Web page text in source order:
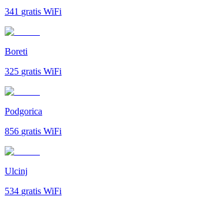
341 gratis WiFi
Boreti
325 gratis WiFi
Podgorica
856 gratis WiFi
Ulcinj
534 gratis WiFi